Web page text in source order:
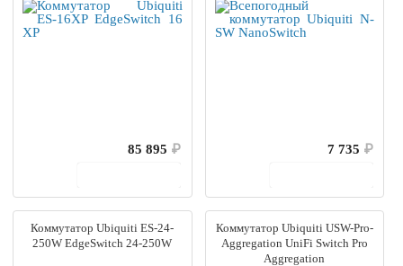
85 895 ₽
7 735 ₽
Коммутатор Ubiquiti ES-24-
250W EdgeSwitch 24-250W
Коммутатор Ubiquiti USW-Pro-
Aggregation UniFi Switch Pro
Aggregation